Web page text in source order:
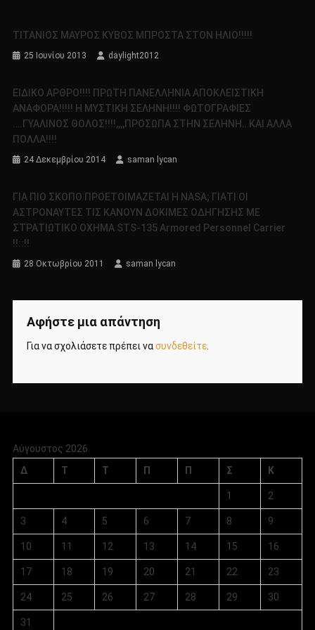
ΤΙΤΑΝΙΟΣ ΜΑΥΡΟΣ ΚΥΒΟΣ ΜΠΡΟΣΤΑ ΣΤΟΝ ΗΛΙΟ!!!!!
25 Ιουνίου 2013 daylight2012
ΕΙΔΙΚΟ ΑΡΘΡΟ!!!! ΠΡΩΤΗ ΠΑΝΕΛΛΗΝΙΑ ΑΠΟΚΛΕΙΣΤΙΚΗ
ΑΝΑΦΟΡΑ!!!!! Η ΜΥΣΤΙΚΗ ΣΕΛΗΝΗ!!!! ΦΩΤΟΓΡΑΦΙΕΣ
….ΓΥΑΛΙΝΟΣ ΘΟΛΟΣ!!!!,,,,ΠΡΟΣΩΠΑ ΣΤΗΝ ΣΕΛΗΝΗ…ΚΑΙ ΑΛΛΑ
ΠΟΛΛΑ!!!!
24 Δεκεμβρίου 2014 saman lycan
ΓΙΑ ΠΙΟ ΣΚΟΠΟ ΠΡΟΕΤΟΙΜΑΖΕΤΑΙ Η NASA; ΓΙΑΤΙ ΟΙ
ΑΣΤΡΟΝΑΥΤΕΣ ΤΙΣ ΚΑΝΟΥΝ ΔΟΚΙΜΕΣ ΟΔΗΓΗΣΗΣ ΜΕ
ΣΤΡΑΤΙΩΤΙΚΟ ΟΧΗΜΑ STS-135 Armored Personnel Carrier
!!::!!
28 Οκτωβρίου 2011 saman lycan
Αφήστε μια απάντηση
Για να σχολιάσετε πρέπει νασυνδεθείτε.
Αύγουστος 2026
Δ
Τ Τ Π Π Σ Κ
1 2
3 4 5 6 7 8 9
10 11 12 13 14 15 16
17 18 19 20 21 22 23
24 25 26 27 28 29 30
31